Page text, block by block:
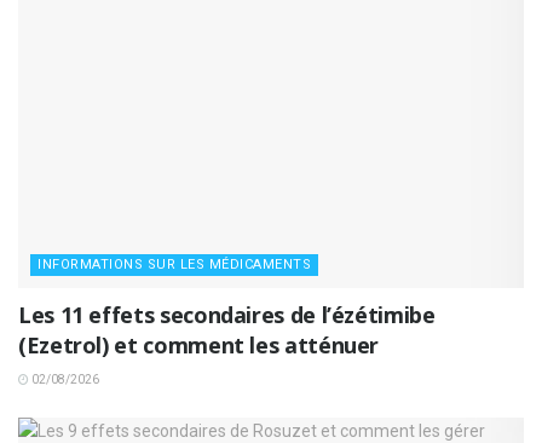
INFORMATIONS SUR LES MÉDICAMENTS
Les 11 effets secondaires de l’ézétimibe
(Ezetrol) et comment les atténuer
02/08/2026